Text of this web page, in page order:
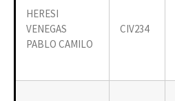
HERESI
VENEGAS
PABLO CAMILO
CIV234